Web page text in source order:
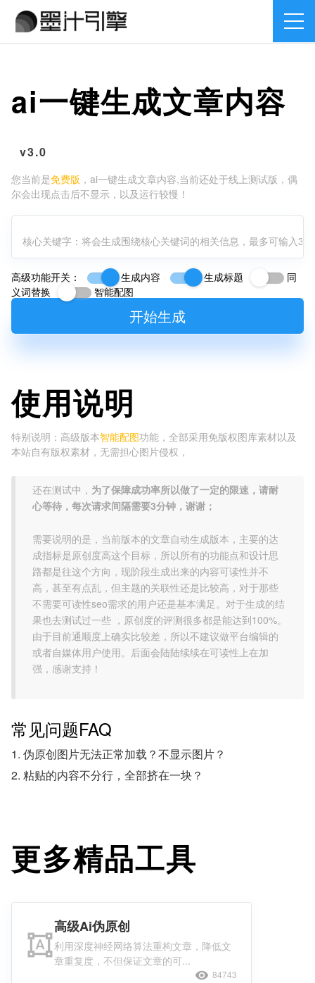
ai一键生成文章内容
v3.0
您当前是免费版 ，ai一键生成文章内容,当前还处于线上测试版，偶
尔会出现点击后不显示，以及运行较慢！
高级功能开关： 生成内容 生成标题
同
义词替换
智能配图
开始生成
使用说明
特别说明：高级版本智能配图功能，全部采用免版权图库素材以及
本站自有版权素材，无需担心图片侵权，
还在测试中， 为了保障成功率所以做了一定的限速，请耐
心等待，每次请求间隔需要3分钟，谢谢；
需要说明的是，当前版本的文章自动生成版本，主要的达
成指标是原创度高这个目标，所以所有的功能点和设计思
路都是往这个方向，现阶段生成出来的内容可读性并不
高，甚至有点乱，但主题的关联性还是比较高，对于那些
不需要可读性seo需求的用户还是基本满足。对于生成的结
果也去测试过一些 ，原创度的评测很多都是能达到100%。
由于目前通顺度上确实比较差，所以不建议做平台编辑的
或者自媒体用户使用。后面会陆陆续续在可读性上在加
强，感谢支持！
常见问题FAQ
1. 伪原创图片无法正常加载？不显示图片？
2. 粘贴的内容不分行，全部挤在一块？
更多精品工具
高级Ai伪原创
利用深度神经网络算法重构文章，降低文
章重复度，不但保证文章的可...
visibility 84743
format_shapes